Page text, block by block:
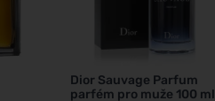
Dior Sauvage Parfum
parfém pro muže 100 ml